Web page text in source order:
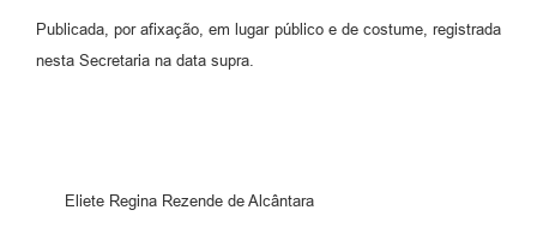
Publicada, por afixação, em lugar público e de costume, registrada
nesta Secretaria na data supra.
Eliete Regina Rezende de Alcântara